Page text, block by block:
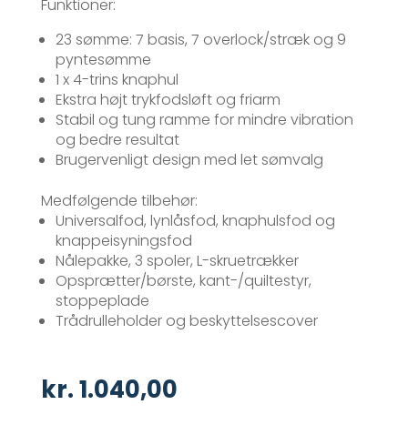
Funktioner:
23 sømme: 7 basis, 7 overlock/stræk og 9
pyntesømme
1 x 4-trins knaphul
Ekstra højt trykfodsløft og friarm
Stabil og tung ramme for mindre vibration
og bedre resultat
Brugervenligt design med let sømvalg
Medfølgende tilbehør:
Universalfod, lynlåsfod, knaphulsfod og
knappeisyningsfod
Nålepakke, 3 spoler, L-skruetrækker
Opsprætter/børste, kant-/quiltestyr,
stoppeplade
Trådrulleholder og beskyttelsescover
kr.1.040,00